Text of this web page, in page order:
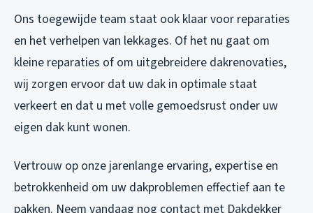
Ons toegewijde team staat ook klaar voor reparaties
en het verhelpen van lekkages. Of het nu gaat om
kleine reparaties of om uitgebreidere dakrenovaties,
wij zorgen ervoor dat uw dak in optimale staat
verkeert en dat u met volle gemoedsrust onder uw
eigen dak kunt wonen.
Vertrouw op onze jarenlange ervaring, expertise en
betrokkenheid om uw dakproblemen effectief aan te
pakken. Neem vandaag nog contact met Dakdekker